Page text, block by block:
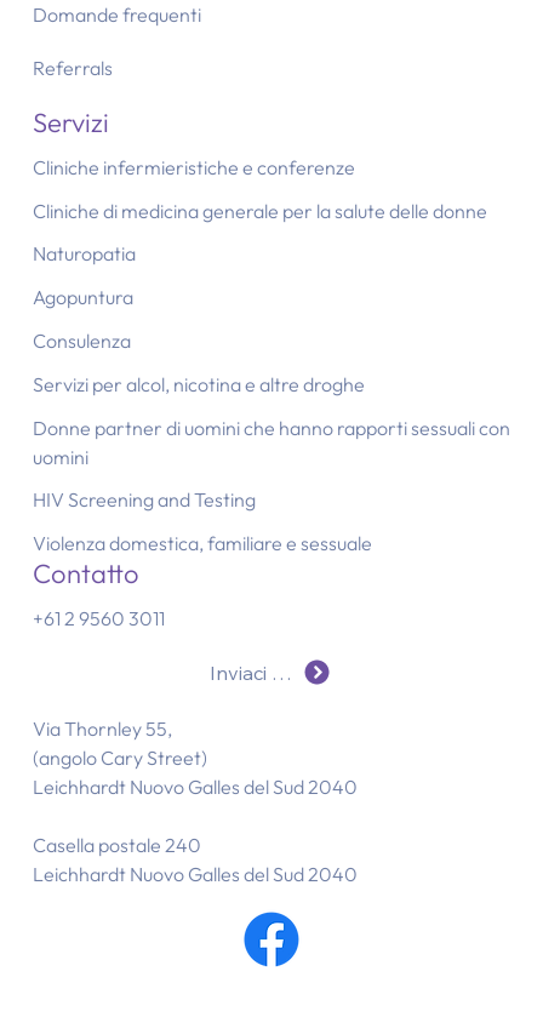
Domande frequenti
Referrals
Servizi
Cliniche di medicina generale per la salute delle donne
Cliniche infermieristiche e conferenze
Naturopatia
Agopuntura
Consulenza
Servizi per alcol, nicotina e altre droghe
Donne partner di uomini che hanno rapporti sessuali con
uomini
HIV Screening and Testing
Violenza domestica, familiare e sessuale
Contatto
+61 2 9560 3011
Inviaci un'e-mail
Via Thornley 55,
(angolo Cary Street)
Leichhardt Nuovo Galles del Sud 2040
Casella postale 240
Leichhardt Nuovo Galles del Sud 2040